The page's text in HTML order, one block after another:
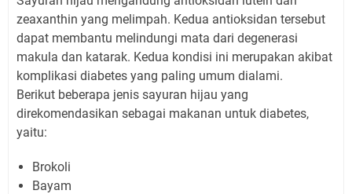
zeaxanthin yang melimpah. Kedua antioksidan tersebut
dapat membantu melindungi mata dari degenerasi
makula dan katarak. Kedua kondisi ini merupakan akibat
komplikasi diabetes yang paling umum dialami.
Berikut beberapa jenis sayuran hijau yang
direkomendasikan sebagai makanan untuk diabetes,
yaitu:
Brokoli
Bayam